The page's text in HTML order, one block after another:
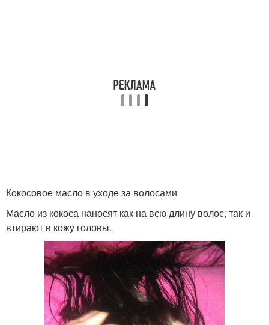
Кокосовое масло в уходе за волосами
Масло из кокоса наносят как на всю длину волос, так и
втирают в кожу головы.